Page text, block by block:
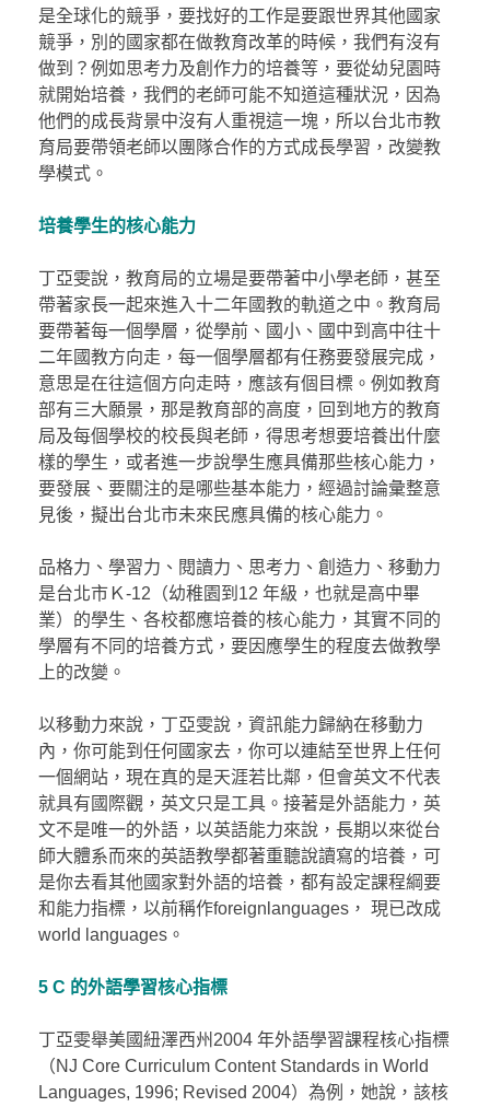
是全球化的競爭，要找好的工作是要跟世界其他國家
競爭，別的國家都在做教育改革的時候，我們有沒有
做到？例如思考力及創作力的培養等，要從幼兒園時
就開始培養，我們的老師可能不知道這種狀況，因為
他們的成長背景中沒有人重視這一塊，所以台北市教
育局要帶領老師以團隊合作的方式成長學習，改變教
學模式。
培養學生的核心能力
丁亞雯說，教育局的立場是要帶著中小學老師，甚至
帶著家長一起來進入十二年國教的軌道之中。教育局
要帶著每一個學層，從學前、國小、國中到高中往十
二年國教方向走，每一個學層都有任務要發展完成，
意思是在往這個方向走時，應該有個目標。例如教育
部有三大願景，那是教育部的高度，回到地方的教育
局及每個學校的校長與老師，得思考想要培養出什麼
樣的學生，或者進一步說學生應具備那些核心能力，
要發展、要關注的是哪些基本能力，經過討論彙整意
見後，擬出台北市未來民應具備的核心能力。
品格力、學習力、閱讀力、思考力、創造力、移動力
是台北市Ｋ-12（幼稚園到12 年級，也就是高中畢
業）的學生、各校都應培養的核心能力，其實不同的
學層有不同的培養方式，要因應學生的程度去做教學
上的改變。
以移動力來說，丁亞雯說，資訊能力歸納在移動力
內，你可能到任何國家去，你可以連結至世界上任何
一個網站，現在真的是天涯若比鄰，但會英文不代表
就具有國際觀，英文只是工具。接著是外語能力，英
文不是唯一的外語，以英語能力來說，長期以來從台
師大體系而來的英語教學都著重聽說讀寫的培養，可
是你去看其他國家對外語的培養，都有設定課程綱要
和能力指標，以前稱作foreignlanguages， 現已改成
world languages。
5 C 的外語學習核心指標
丁亞雯舉美國紐澤西州2004 年外語學習課程核心指標
（NJ Core Curriculum Content Standards in World
Languages, 1996; Revised 2004）為例，她說，該核